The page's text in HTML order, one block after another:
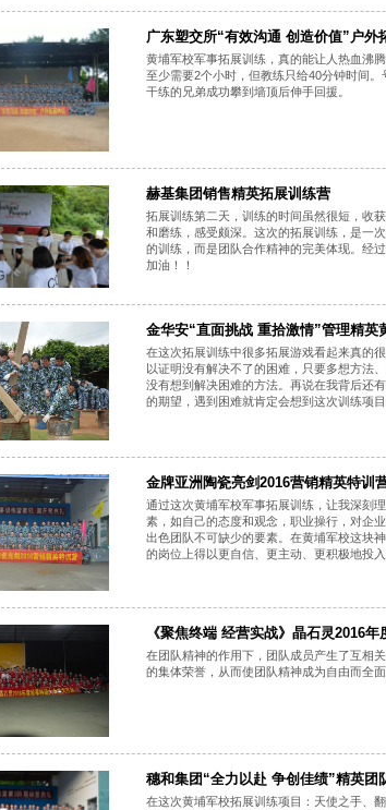
广东塑交所“有效沟通 创造价值”户外
黄埔军校军事拓展训练，真的能让人热血沸
至少需要2个小时，但教练只给40分钟时间
干练的兄弟成功攀到墙顶后伸手回援。
赫基集团销售精英拓展训练营
拓展训练第二天，训练的时间虽然很短，收
和磨练，感受颇深。这次的拓展训练，是一
的训练，而是团队合作精神的完美体现。经
加油！！
金华安“直面挑战 重拾激情”管理精英
在这次拓展训练中很多拓展游戏看起来真的
以证明没有解决不了的困难，只要多想方法
没有想到解决困难的方法。再说在我背后还
的期望，遇到困难就肯定会想到这次训练项
金牌亚洲陶瓷亮剑2016营销精英特训
通过这次黄埔军校军事拓展训练，让我深刻
素，如自己的态度和观念，职业操行，对企
出色团队不可缺少的要素。在黄埔军校这块
的岗位上得以更自信、更主动、更积极地投
《聚焦终端 经营实战》晶石灵2016
在团队精神的作用下，团队成员产生了互相
的集体荣誉，从而使团队精神成为自由而全面
穗和集团“全力以赴 争创佳绩”精英团
在这次黄埔军校拓展训练项目：天使之手、